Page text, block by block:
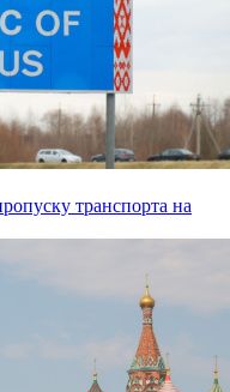
транспорта на